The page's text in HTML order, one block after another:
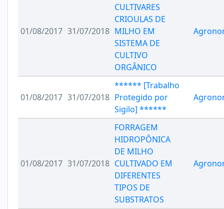
01/08/2017 31/07/2018
CULTIVARES
CRIOULAS DE
MILHO EM
SISTEMA DE
CULTIVO
ORGÂNICO
01/08/2017 31/07/2018
****** [Trabalho
Protegido por
Sigilo] ******
01/08/2017 31/07/2018
FORRAGEM
HIDROPÔNICA
DE MILHO
CULTIVADO EM
DIFERENTES
TIPOS DE
SUBSTRATOS